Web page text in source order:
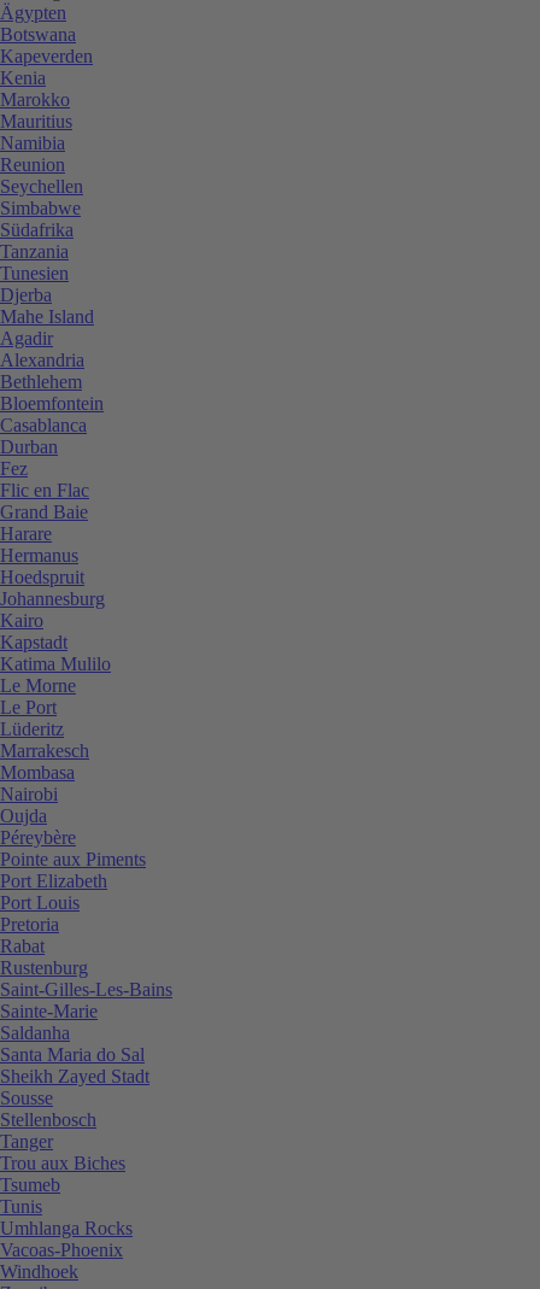
Ägypten
Botswana
Kapeverden
Kenia
Marokko
Mauritius
Namibia
Reunion
Seychellen
Simbabwe
Südafrika
Tanzania
Tunesien
Djerba
Mahe Island
Agadir
Alexandria
Bethlehem
Bloemfontein
Casablanca
Durban
Fez
Flic en Flac
Grand Baie
Harare
Hermanus
Hoedspruit
Johannesburg
Kairo
Kapstadt
Katima Mulilo
Le Morne
Le Port
Lüderitz
Marrakesch
Mombasa
Nairobi
Oujda
Péreybère
Pointe aux Piments
Port Elizabeth
Port Louis
Pretoria
Rabat
Rustenburg
Saint-Gilles-Les-Bains
Sainte-Marie
Saldanha
Santa Maria do Sal
Sheikh Zayed Stadt
Sousse
Stellenbosch
Tanger
Trou aux Biches
Tsumeb
Tunis
Umhlanga Rocks
Vacoas-Phoenix
Windhoek